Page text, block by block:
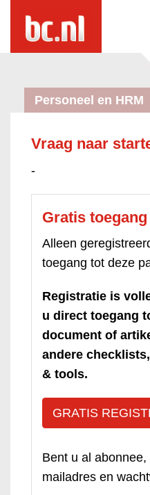
Personeel en HRM
Vraag naar
-
Gratis toegang
Alleen
toegang tot deze
Registratie is
u direct toegang
document of
andere
& tools.
GRATIS
Bent u al
mailadres en